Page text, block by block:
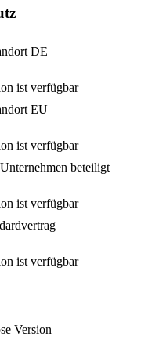
DE
ist verfügbar
EU
ist verfügbar
beteiligt
ist verfügbar
ist verfügbar
Version